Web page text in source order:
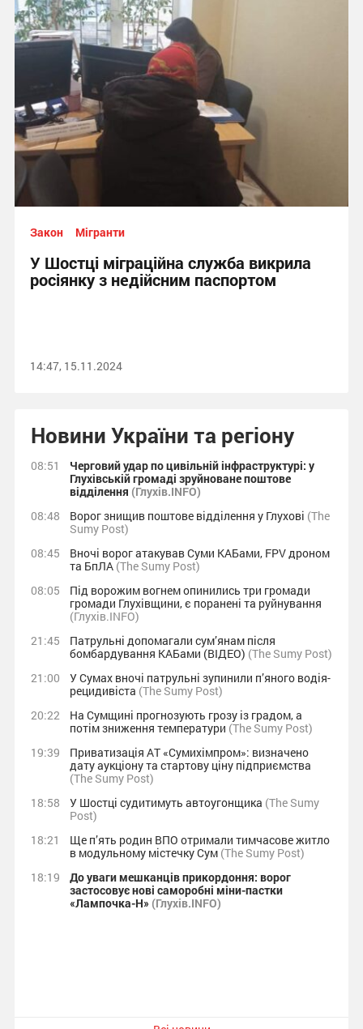
Закон Мігранти
У Шостці міграційна служба викрила
росіянку з недійсним паспортом
14:47, 15.11.2024
Новини України та регіону
08:51
Черговий удар по цивільній інфраструктурі: у
Глухівській громаді зруйноване поштове
відділення (Глухів.INFO)
08:48
Ворог знищив поштове відділення у Глухові (The
Sumy Post)
08:45
Вночі ворог атакував Суми КАБами, FPV дроном
та БпЛА (The Sumy Post)
08:05
Під ворожим вогнем опинились три громади
громади Глухівщини, є поранені та руйнування
(Глухів.INFO)
21:45
Патрульні допомагали сум’янам після
бомбардування КАБами (ВІДЕО) (The Sumy Post)
21:00
У Сумах вночі патрульні зупинили п’яного водія-
рецидивіста (The Sumy Post)
20:22
На Сумщині прогнозують грозу із градом, а
потім зниження температури (The Sumy Post)
19:39
Приватизація АТ «Сумихімпром»: визначено
дату аукціону та стартову ціну підприємства
(The Sumy Post)
18:58
У Шостці судитимуть автоугонщика (The Sumy
Post)
18:21
Ще п’ять родин ВПО отримали тимчасове житло
в модульному містечку Сум (The Sumy Post)
18:19
До уваги мешканців прикордоння: ворог
застосовує нові саморобні міни-пастки
«Лампочка-Н» (Глухів.INFO)